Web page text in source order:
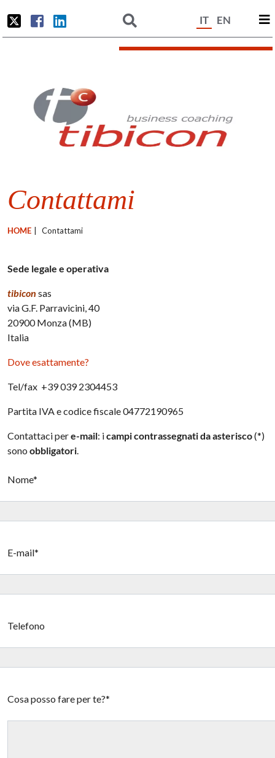
IT EN
Contattami
HOME Contattami
Sede legale e operativa
tibiconsas
via G.F. Parravicini, 40
20900 Monza (MB)
Italia
Dove esattamente?
Tel/fax +39 039 2304453
Partita IVA e codice fiscale 04772190965
Contattaci pere-mail: icampi contrassegnati da asterisco(*)
sonoobbligatori.
Nome*
E-mail*
Telefono
Cosa posso fare per te?*